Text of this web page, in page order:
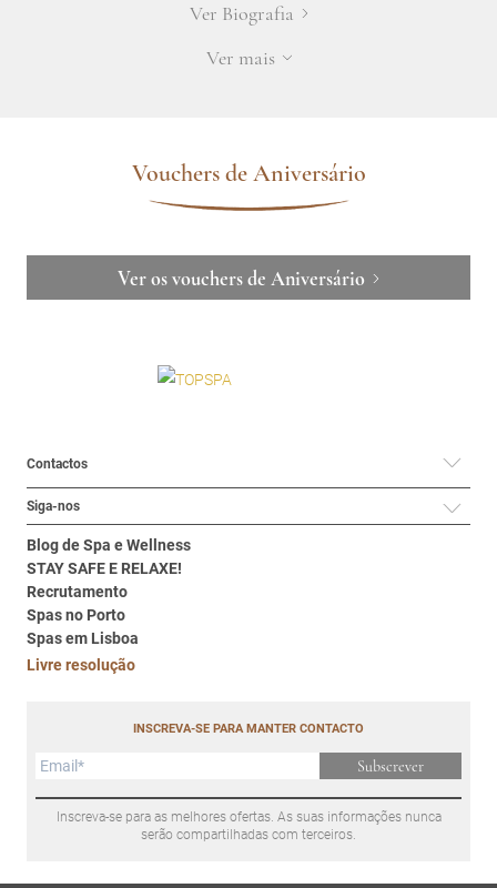
Ver Biografia
Ver mais
Vouchers de Aniversário
Ver os vouchers de Aniversário
Contactos
Siga-nos
Blog de Spa e Wellness
STAY SAFE E RELAXE!
Recrutamento
Spas no Porto
Spas em Lisboa
Livre resolução
INSCREVA-SE PARA MANTER CONTACTO
Subscrever
Inscreva-se para as melhores ofertas. As suas informações nunca
serão compartilhadas com terceiros.